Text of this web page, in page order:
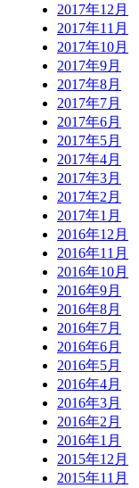
2017年12月
2017年11月
2017年10月
2017年9月
2017年8月
2017年7月
2017年6月
2017年5月
2017年4月
2017年3月
2017年2月
2017年1月
2016年12月
2016年11月
2016年10月
2016年9月
2016年8月
2016年7月
2016年6月
2016年5月
2016年4月
2016年3月
2016年2月
2016年1月
2015年12月
2015年11月